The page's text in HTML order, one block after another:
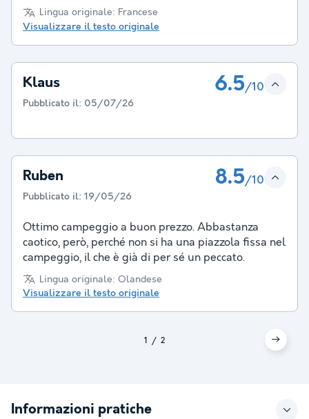
Lingua originale: Francese
Visualizzare il testo originale
Klaus 6.5/10
Pubblicato il: 05/07/26
Ruben 8.5/10
Pubblicato il: 19/05/26
Ottimo campeggio a buon prezzo. Abbastanza
caotico, però, perché non si ha una piazzola fissa nel
campeggio, il che è già di per sé un peccato.
Lingua originale: Olandese
Visualizzare il testo originale
1 2
Informazioni pratiche